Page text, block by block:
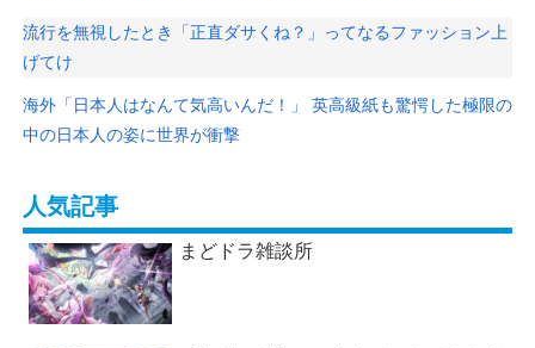
流行を無視したとき「正直ダサくね？」ってなるファッション上
げてけ
海外「日本人はなんて気高いんだ！」 英高級紙も驚愕した極限の
中の日本人の姿に世界が衝撃
人気記事
まどドラ雑談所